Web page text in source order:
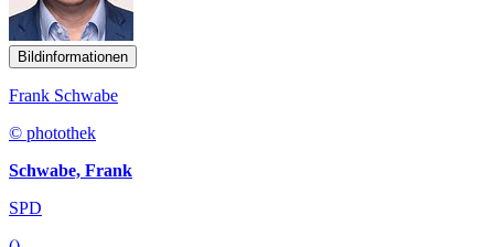
Bildinformationen
Frank Schwabe
© photothek
Schwabe, Frank
SPD